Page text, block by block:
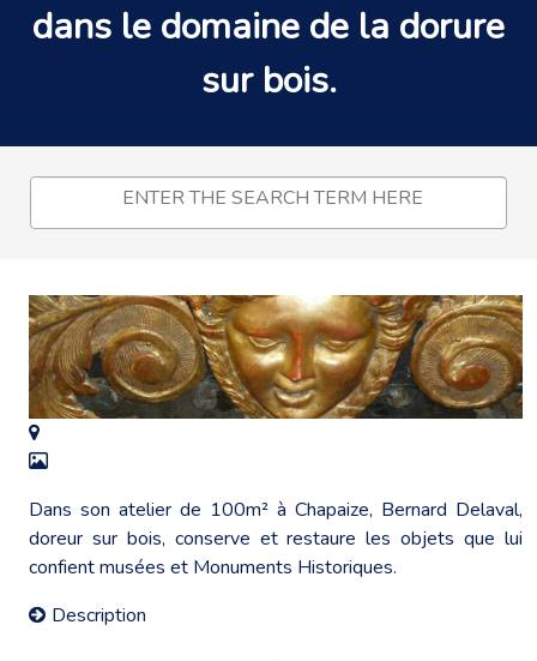
dans le domaine de la dorure
sur bois.
Dans son atelier de 100m² à Chapaize, Bernard Delaval,
doreur sur bois, conserve et restaure les objets que lui
confient musées et Monuments Historiques.
Description